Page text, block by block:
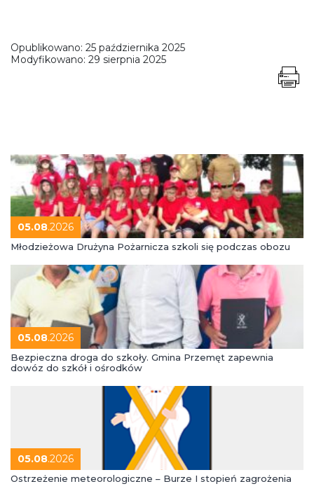
Opublikowano: 25 października 2025
Modyfikowano: 29 sierpnia 2025
05.08.2026
Młodzieżowa Drużyna Pożarnicza szkoli się podczas obozu
05.08.2026
Bezpieczna droga do szkoły. Gmina Przemęt zapewnia
dowóz do szkół i ośrodków
05.08.2026
Ostrzeżenie meteorologiczne – Burze I stopień zagrożenia